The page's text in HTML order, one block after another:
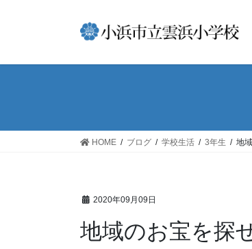
HOME ブログ 学校生活 3年生 地
2020年09月09日
地域のお宝を探